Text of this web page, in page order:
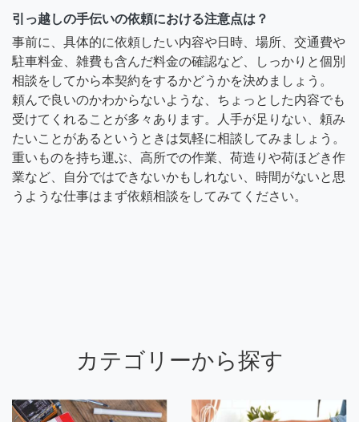
引っ越しの手伝いの依頼における注意点は？
事前に、具体的に依頼したい内容や日時、場所、交通費や
駐車料金、雑費も含んだ料金の確認など、しっかりと個別
相談をしてから本契約をするかどうかを決めましょう。
頼んで良いのかわからないような、ちょっとした内容でも
受けてくれることが多々あります。人手が足りない、頼み
たいことがあるというときは気軽に相談してみましょう。
重いものを持ち運ぶ、高所での作業、荷造りや荷ほどき作
業など、自分ではできないかもしれない、時間がないと思
うような仕事はまず依頼相談をしてみてください。
カテゴリーから探す